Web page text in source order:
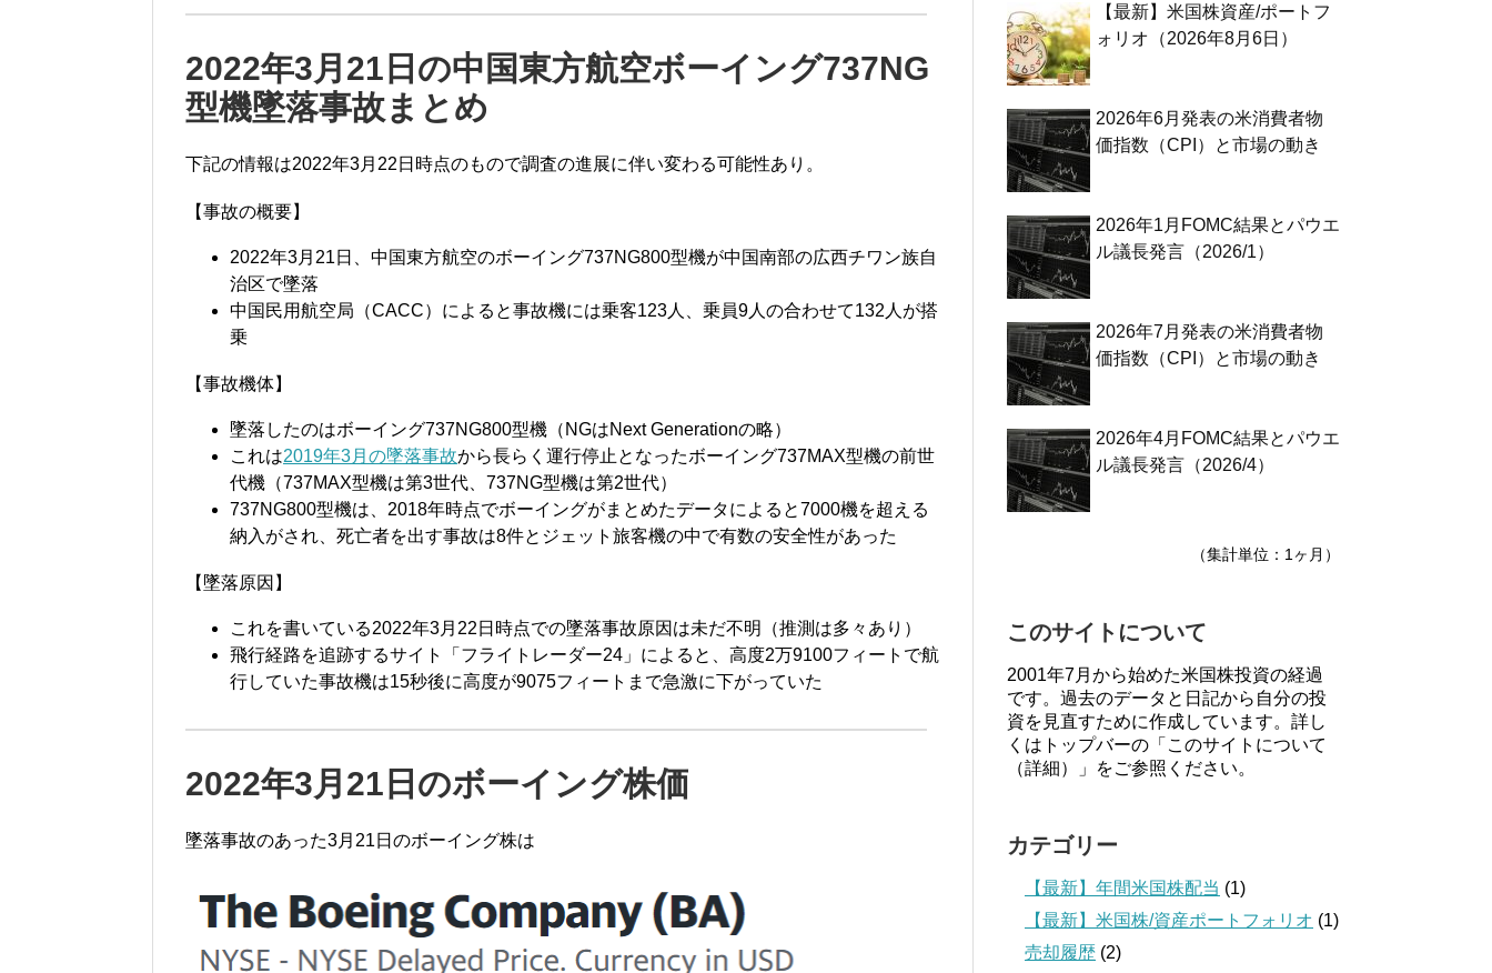
2022年3月21日の中国東方航空ボーイング737NG
型機墜落事故まとめ
下記の情報は2022年3月22日時点のもので調査の進展に伴い変わる可能性あり。
【事故の概要】
2022年3月21日、中国東方航空のボーイング737NG800型機が中国南部の広西チワン族自
治区で墜落
中国民用航空局（CACC）によると事故機には乗客123人、乗員9人の合わせて132人が搭
乗
【事故機体】
墜落したのはボーイング737NG800型機（NGはNext Generationの略）
これは2019年3月の墜落事故から長らく運行停止となったボーイング737MAX型機の前世
代機（737MAX型機は第3世代、737NG型機は第2世代）
737NG800型機は、2018年時点でボーイングがまとめたデータによると7000機を超える
納入がされ、死亡者を出す事故は8件とジェット旅客機の中で有数の安全性があった
【墜落原因】
これを書いている2022年3月22日時点での墜落事故原因は未だ不明（推測は多々あり）
飛行経路を追跡するサイト「フライトレーダー24」によると、高度2万9100フィートで航
行していた事故機は15秒後に高度が9075フィートまで急激に下がっていた
2022年3月21日のボーイング株価
墜落事故のあった3月21日のボーイング株は
【最新】米国株資産/ポートフ
ォリオ（2026年8月6日）
2026年6月発表の米消費者物
価指数（CPI）と市場の動き
2026年1月FOMC結果とパウエ
ル議長発言（2026/1）
2026年7月発表の米消費者物
価指数（CPI）と市場の動き
2026年4月FOMC結果とパウエ
ル議長発言（2026/4）
（集計単位：1ヶ月）
このサイトについて
2001年7月から始めた米国株投資の経過
です。過去のデータと日記から自分の投
資を見直すために作成しています。詳し
くはトップバーの「このサイトについて
（詳細）」をご参照ください。
カテゴリー
【最新】年間米国株配当 (1)
【最新】米国株/資産ポートフォリオ (1)
売却履歴 (2)